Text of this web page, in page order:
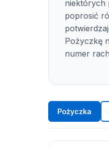
niektórych
poprosić
Pożyczkę
numer
Pożyczka